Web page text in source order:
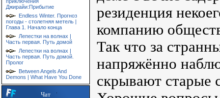
Джирайи:Прибытие
Endless Winter. Прогноз
погоды - столетняя метель |
Глава 1. Начало конца
Лепестки на волнах |
Часть первая. Путь домой
Лепестки на волнах |
Часть первая. Путь домой.
Пролог
Between Angels And
Demons | What Have You Done
Чат
резиденция
компанию
Так что за
напряжённо
скрывают старые